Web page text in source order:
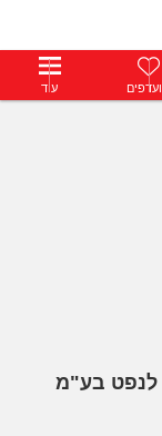
עוד
לנפט בע"מ